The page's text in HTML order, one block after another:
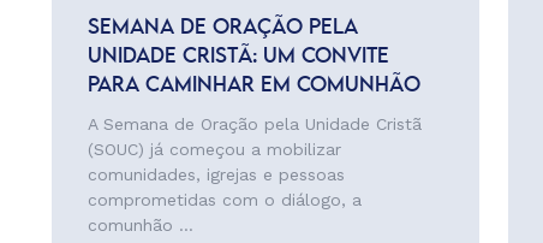
SEMANA DE ORAÇÃO PELA
UNIDADE CRISTÃ: UM CONVITE
PARA CAMINHAR EM COMUNHÃO
A Semana de Oração pela Unidade Cristã
(SOUC) já começou a mobilizar
comunidades, igrejas e pessoas
comprometidas com o diálogo, a
comunhão ...